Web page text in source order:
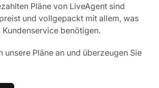
Pläne von LiveAgent sind
und vollgepackt mit allem, was
Kundenservice benötigen.
unsere Pläne an und überzeugen Sie